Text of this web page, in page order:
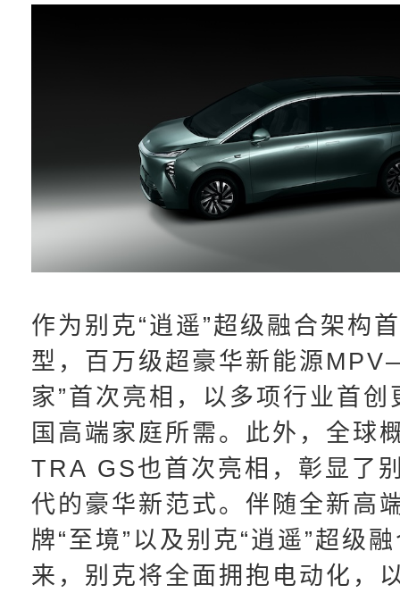
作为别克“逍遥”超级融合架构
型，百万级超豪华新能源
家”首次亮相，以多项行业首创
国高端家庭所需。此外，全球
TRA GS也首次亮相，彰显了
代的豪华新范式。伴随全新高
牌“至境”以及别克“逍遥”超级
来，别克将全面拥抱电动化，